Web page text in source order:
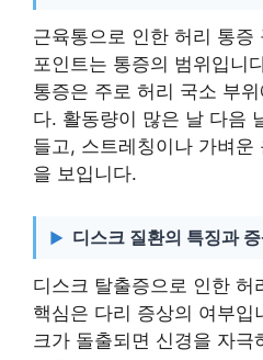
근육통으로 인한 허리 통증
포인트는 통증의 범위입니
통증은 주로 허리 국소 부
다. 활동량이 많은 날 다음
들고, 스트레칭이나 가벼
을 보입니다.
디스크 질환의 특징과
디스크 탈출증으로 인한 허
핵심은 다리 증상의 여부입
크가 돌출되면 신경을 자